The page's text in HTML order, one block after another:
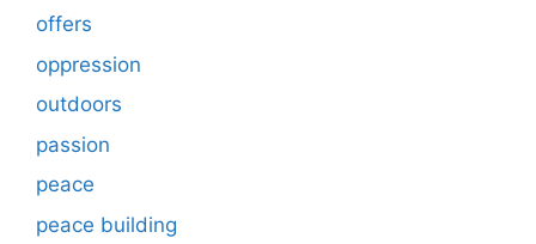
offers
oppression
outdoors
passion
peace
peace building